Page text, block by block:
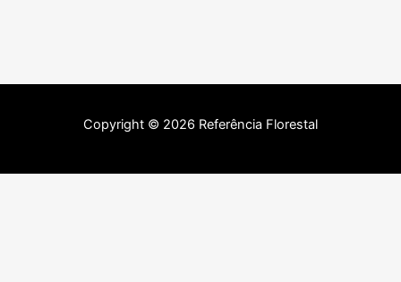
Copyright © 2026 Referência Florestal